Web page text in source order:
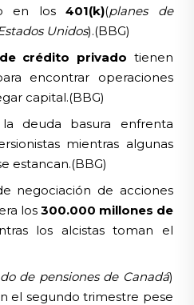
en los401(k)(planes de
Unidos).(BBG)
crédito privado tienen
encontrar operaciones
capital.(BBG)
deuda basura enfrenta
mientras algunas
estancan.(BBG)
negociación de acciones
los 300.000 millones de
los alcistas toman el
de pensiones de Canadá)
el segundo trimestre pese